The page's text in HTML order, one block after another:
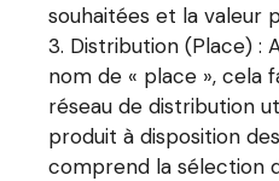
souhaitées et la valeur
Distribution (Place) :
nom de « place », cela
réseau de distribution
produit à disposition
comprend la sélection